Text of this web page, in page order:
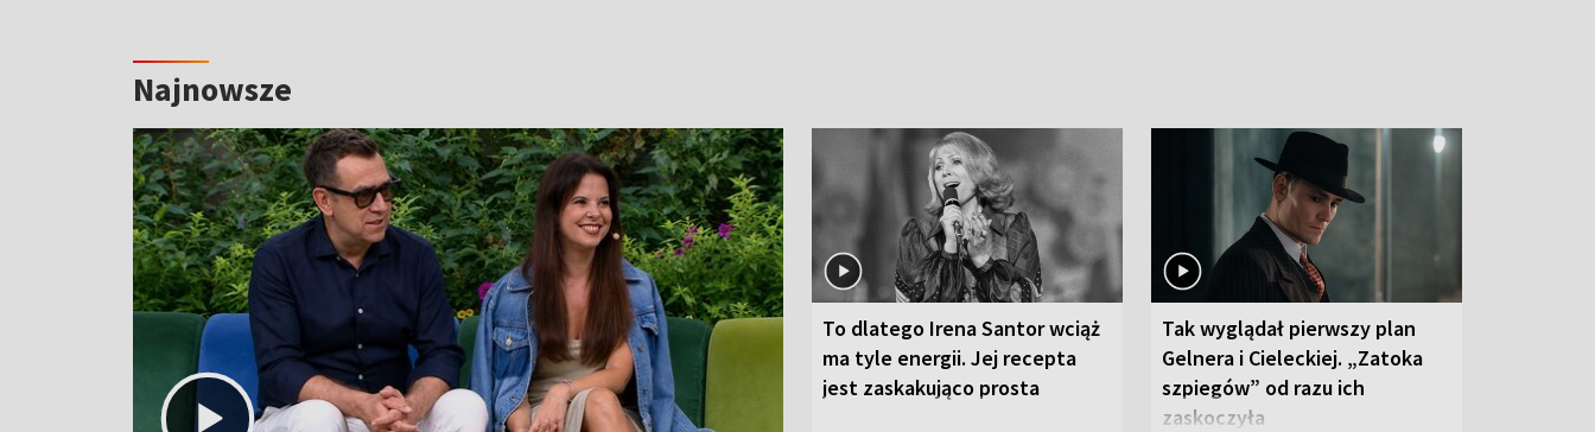
Najnowsze
To dlatego Irena Santor wciąż
ma tyle energii. Jej recepta
jest zaskakująco prosta
Tak wyglądał pierwszy plan
Gelnera i Cieleckiej. „Zatoka
szpiegów” od razu ich
zaskoczyła